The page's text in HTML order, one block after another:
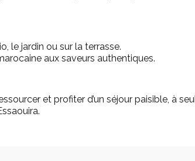
le jardin ou sur la terrasse.
aux saveurs authentiques.
et profiter d’un séjour paisible, à